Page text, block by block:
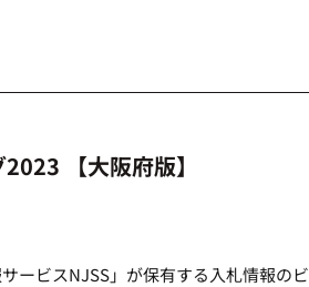
【大阪府版】
ービスNJSS」が保有する入札情報のビ